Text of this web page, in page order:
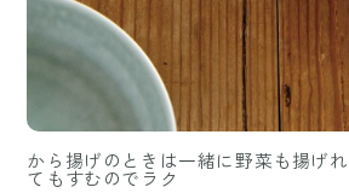
から揚げのときは一緒に野菜も揚げ
てもすむのでラク